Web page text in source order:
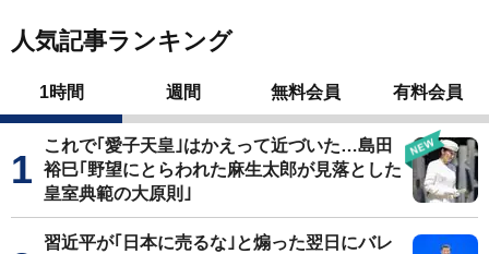
人気記事ランキング
1時間 週間 無料会員 有料会員
これで｢愛子天皇｣はかえって近づいた…島田
裕巳｢野望にとらわれた麻生太郎が見落とした
皇室典範の大原則｣
習近平が｢日本に売るな｣と煽った翌日にバレ